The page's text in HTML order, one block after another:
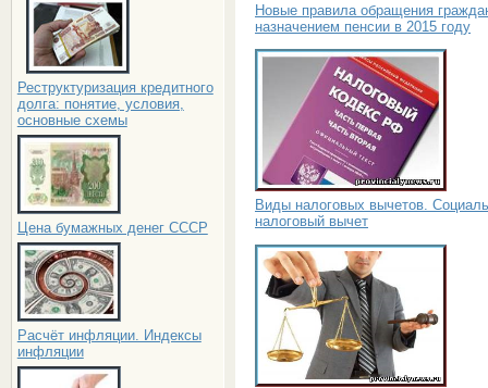
Реструктуризация кредитного
долга: понятие, условия,
основные схемы
Цена бумажных денег СССР
Расчёт инфляции. Индексы
инфляции
Новые правила обращения
назначением пенсии в 2015 году
Виды налоговых вычетов.
налоговый вычет